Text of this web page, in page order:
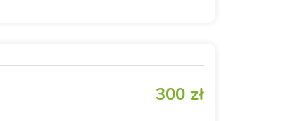
300 zł